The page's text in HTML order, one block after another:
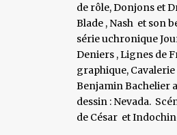
de rôle, Donjons et
Blade , Nash et son
série uchronique
Deniers , Lignes de
graphique,
Benjamin Bachelier
dessin : Nevada.
de César et